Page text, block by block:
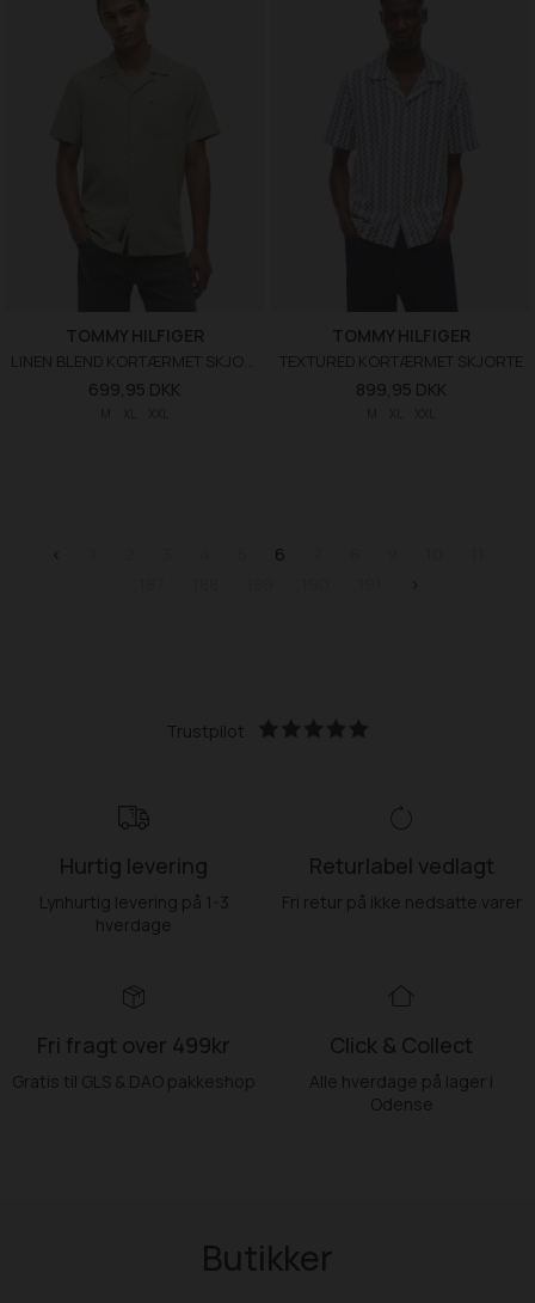
TOMMY HILFIGER
699,95 DKK
TOMMY HILFIGER
TEXTURED KORTÆRMET SKJORTE
899,95 DKK
6
Trustpilot
Hurtig levering
Lynhurtig levering på 1-3
hverdage
Returlabel vedlagt
Fri retur på ikke nedsatte varer
Fri fragt over 499kr
Gratis til GLS & DAO pakkeshop
Click & Collect
Alle hverdage på lager i
Odense
Butikker